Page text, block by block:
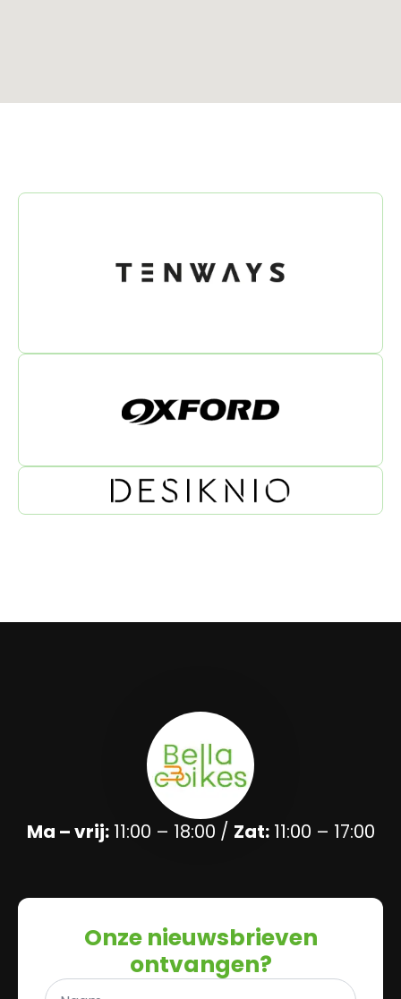
Ma – vrij:11:00 – 18:00 / Zat:11:00 – 17:00
Onze nieuwsbrieven
ontvangen?
Naam